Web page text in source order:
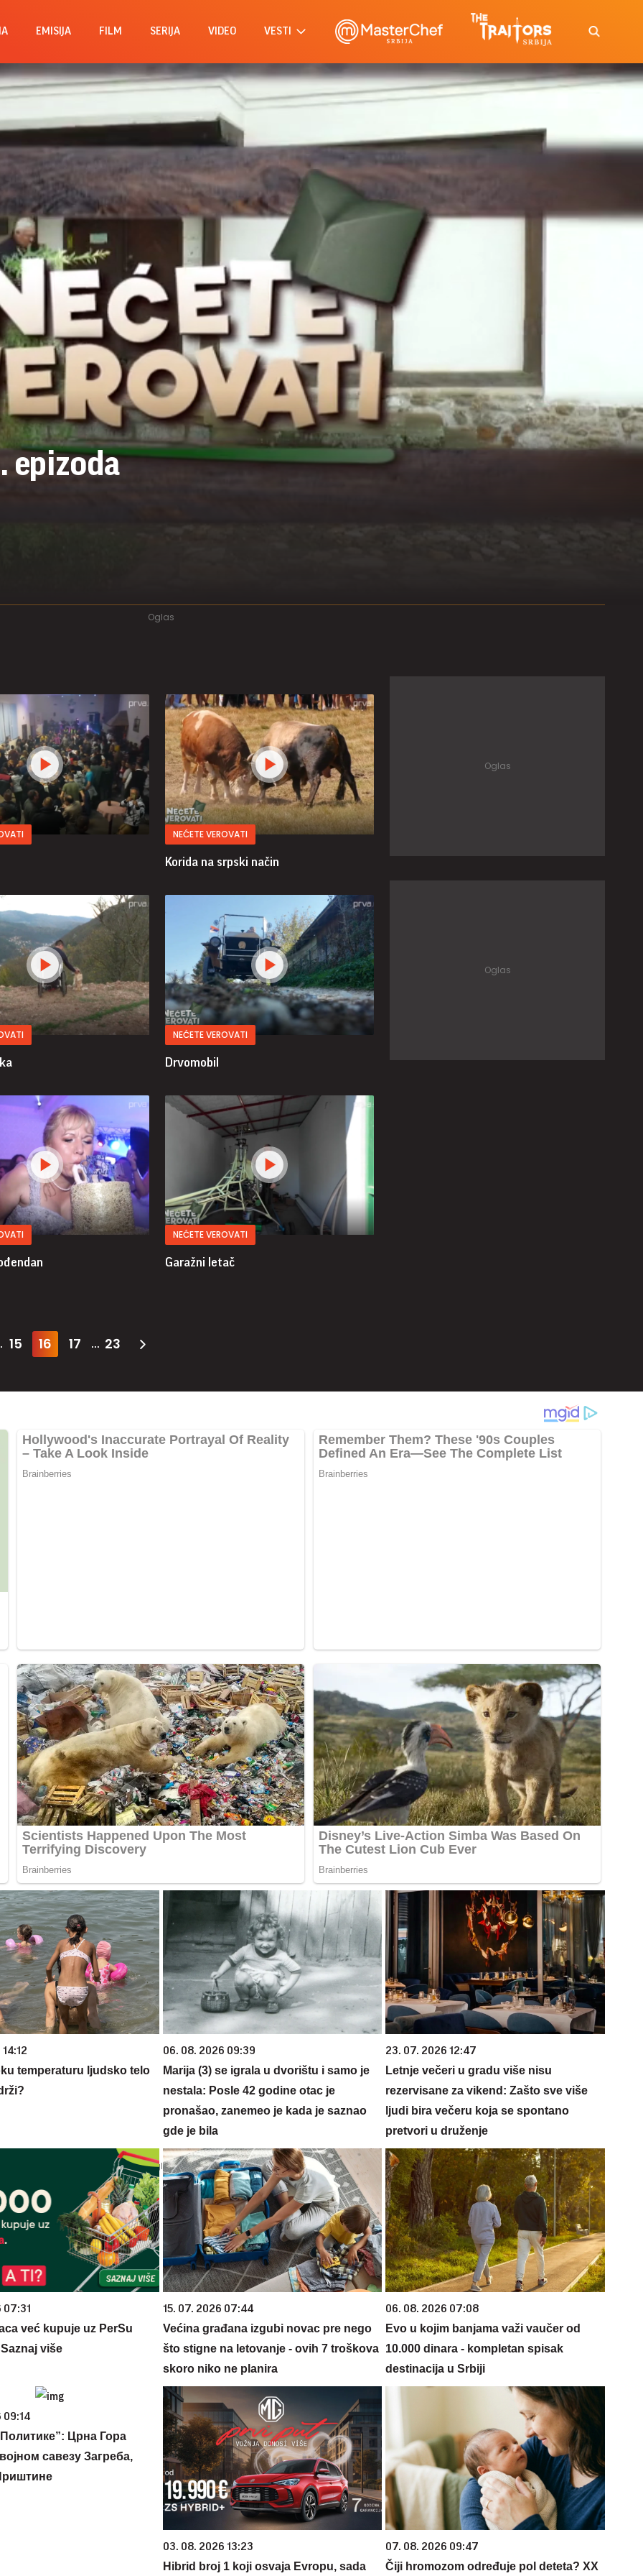
EMISIJA FILM SERIJA VIDEO VESTI
epizoda
NEĆETE VEROVATI
Korida na srpski način
NEĆETE VEROVATI
Drvomobil
NEĆETE VEROVATI
Garažni letač
15 16 17 ... 23
temperaturu ljudsko telo
06. 08. 2026 09:39
Marija (3) se igrala u dvorištu i samo je
nestala: Posle 42 godine otac je
pronašao, zanemeo je kada je saznao
gde je bila
23. 07. 2026 12:47
Letnje večeri u gradu više nisu
rezervisane za vikend: Zašto sve više
ljudi bira večeru koja se spontano
pretvori u druženje
07:31
već kupuje uz PerSu
više
15. 07. 2026 07:44
Većina građana izgubi novac pre nego
što stigne na letovanje - ovih 7 troškova
skoro niko ne planira
06. 08. 2026 07:08
Evo u kojim banjama važi vaučer od
10.000 dinara - kompletan spisak
destinacija u Srbiji
09:14
Црна Гора
савезу Загреба,
03. 08. 2026 13:23
Hibrid broj 1 koji osvaja Evropu, sada
07. 08. 2026 09:47
Čiji hromozom određuje pol deteta? XX